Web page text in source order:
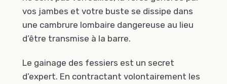
vos jambes et votre buste se dissipe dans
une cambrure lombaire dangereuse au lieu
d’être transmise à la barre.
Le gainage des fessiers est un secret
d’expert. En contractant volontairement les